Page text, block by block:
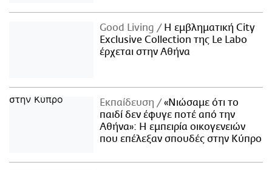
Good Living
Η εμβληματική City
Exclusive Collection της Le Labo
έρχεται στην Αθήνα
Εκπαίδευση
«Νιώσαμε ότι το
παιδί δεν έφυγε ποτέ από την
Αθήνα»: Η εμπειρία οικογενειών
που επέλεξαν σπουδές στην Κύπρο